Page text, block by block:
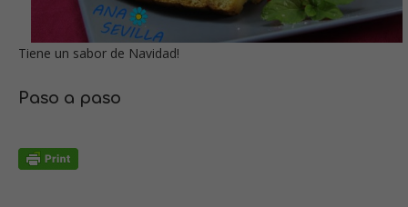
Tiene un sabor de Navidad!
Paso a paso